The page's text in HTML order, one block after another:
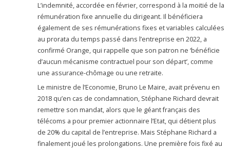
L’indemnité, accordée en février, correspond à la moitié de la
rémunération fixe annuelle du dirigeant. Il bénéficiera
également de ses rémunérations fixes et variables calculées
au prorata du temps passé dans l’entreprise en 2022, a
confirmé Orange, qui rappelle que son patron ne ‘bénéficie
d’aucun mécanisme contractuel pour son départ’, comme
une assurance-chômage ou une retraite.
Le ministre de l’Economie, Bruno Le Maire, avait prévenu en
2018 qu’en cas de condamnation, Stéphane Richard devrait
remettre son mandat, alors que le géant français des
télécoms a pour premier actionnaire l’Etat, qui détient plus
de 20% du capital de l’entreprise. Mais Stéphane Richard a
finalement joué les prolongations. Une première fois fixé au